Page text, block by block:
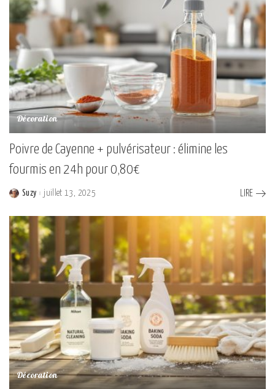
Décoration
Poivre de Cayenne + pulvérisateur : élimine les
fourmis en 24h pour 0,80€
Posted
Suzy juillet 13, 2025 LIRE
Décoration